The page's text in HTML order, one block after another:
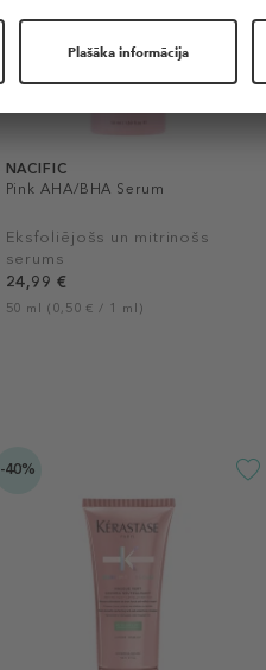
NACIFIC
Pink AHA/BHA Serum
Eksfoliējošs un mitrinošs
serums
24,99 €
50 ml (0,50 € / 1 ml)
-40%